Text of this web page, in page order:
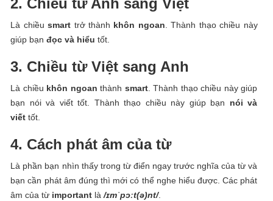
2. Chiều từ Anh sang Việt
Là chiềusmart trở thành khôn ngoan. Thành thạo chiều này
giúp bạnđọc và hiểu tốt.
3. Chiều từ Việt sang Anh
Là chiều khôn ngoan thành smart. Thành thạo chiều này giúp
bạn nói và viết tốt. Thành thạo chiều này giúp bạn nói và
viết tốt.
4. Cách phát âm của từ
Là phần bạn nhìn thấy trong từ điển ngay trước nghĩa của từ và
bạn cần phát âm đúng thì mới có thể nghe hiểu được. Các phát
âm của từ important là/ɪmˈpɔːt(ə)nt/.